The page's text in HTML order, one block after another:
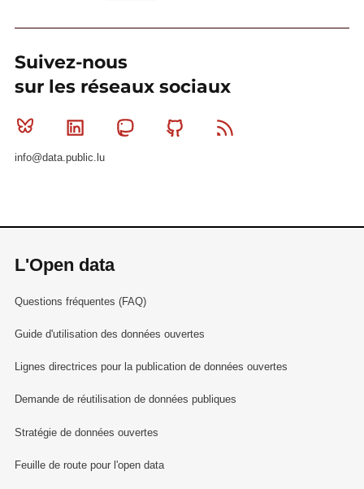
Suivez-nous
sur les réseaux sociaux
Bluesky Linkedin MastodonGithub
info@data.public.lu
L'Open data
Questions fréquentes (FAQ)
Guide d'utilisation des données ouvertes
Lignes directrices pour la publication de données ouvertes
Demande de réutilisation de données publiques
Stratégie de données ouvertes
Feuille de route pour l'open data